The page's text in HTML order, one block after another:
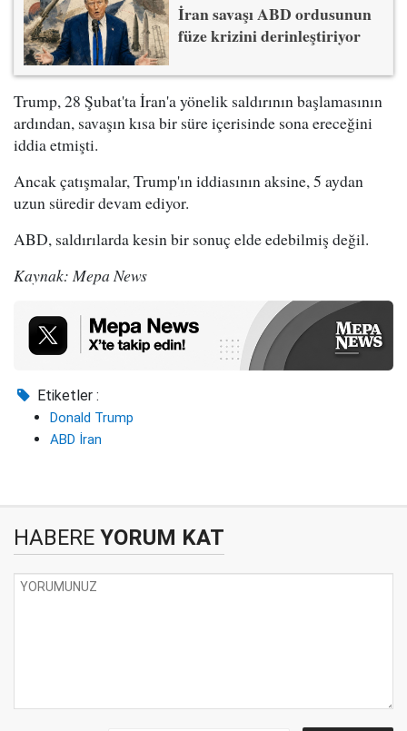
İran savaşı ABD ordusunun
füze krizini derinleştiriyor
Trump, 28 Şubat'ta İran'a yönelik saldırının başlamasının
ardından, savaşın kısa bir süre içerisinde sona ereceğini
iddia etmişti.
Ancak çatışmalar, Trump'ın iddiasının aksine, 5 aydan
uzun süredir devam ediyor.
ABD, saldırılarda kesin bir sonuç elde edebilmiş değil.
Kaynak: Mepa News
Etiketler :
Donald Trump
ABD İran
HABERE YORUM KAT